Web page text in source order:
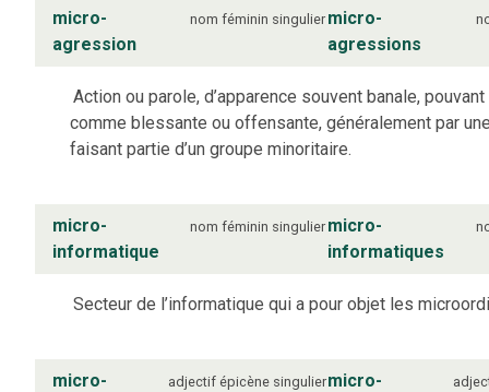
micro-
agression
nom féminin singulier micro-
agressions
Action ou parole, d’apparence souvent banale,
comme blessante ou offensante, généralement par
faisant partie d’un groupe minoritaire.
micro-
informatique
nom féminin singulier micro-
informatiques
Secteur de l’informatique qui a pour objet les
micro-
adjectif épicène singuliermicro-